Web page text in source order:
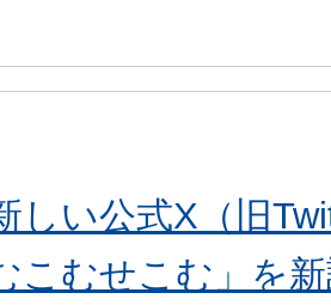
しい公式X（旧
こむせこむ」を